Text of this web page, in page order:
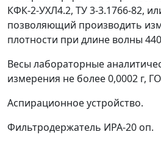
КФК-2-УХЛ4.2, ТУ 3-3.1766-82,
позволяющий производить
плотности при длине волны
Весы лабораторные
измерения не более 0,0002 г,
Аспирационное устройство.
Фильтродержатель ИРА-20 оп.